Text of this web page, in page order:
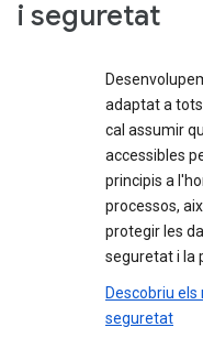
i seguretat
adaptat a
cal assumir
accessibles
principis a
processos,
protegir les
seguretat i la
Descobriu
seguretat